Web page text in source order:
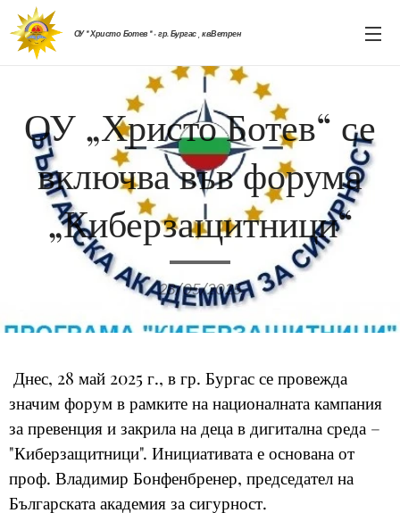
ОУ " Христо Ботев " - гр. Бургас , кв.Ветрен
ОУ „Христо Ботев“ се
включва във форума
„Киберзащитници“
28/05/2025
Днес, 28 май 2025 г., в гр. Бургас се провежда
значим форум в рамките на националната кампания
за превенция и закрила на деца в дигитална среда –
"Киберзащитници". Инициативата е основана от
проф. Владимир Бонфенбренер, председател на
Българската академия за сигурност.